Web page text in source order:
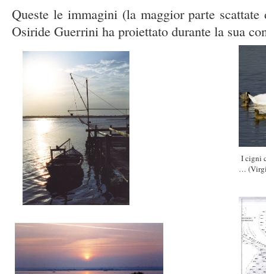
Queste le immagini (la maggior parte
Osiride Guerrini ha proiettato durante la sua
I cigni
…